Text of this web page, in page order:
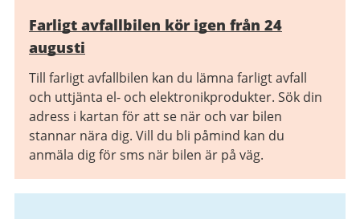
Farligt avfallbilen kör igen från 24
augusti
Till farligt avfallbilen kan du lämna farligt avfall
och uttjänta el- och elektronikprodukter. Sök din
adress i kartan för att se när och var bilen
stannar nära dig. Vill du bli påmind kan du
anmäla dig för sms när bilen är på väg.